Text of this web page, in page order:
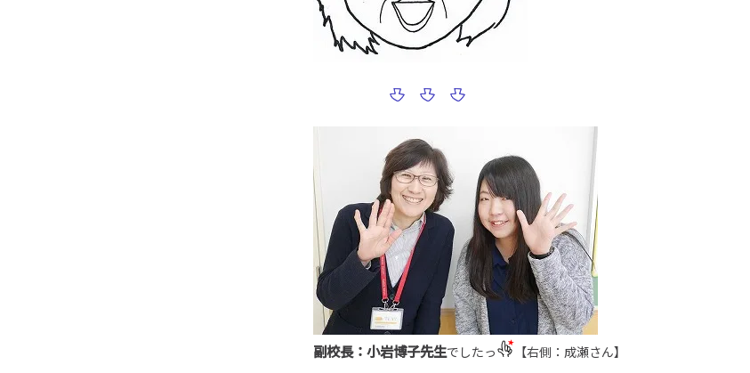
副校長：小岩博子先生でしたっ 【右側：成瀬さん】